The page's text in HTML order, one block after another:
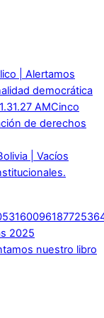
| Alertamos
democrática
Cinco
de derechos
| Vacíos
2025
nuestro libro